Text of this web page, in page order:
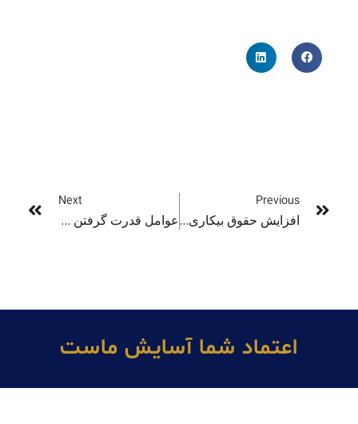
Previous
افزایش حقوق بیکاری در استرالیا از ماه سپتامبر
Next
عوامل قدرت گرفتن اخیر دلار استرالیا
اعتماد شما آسايش ماست